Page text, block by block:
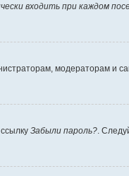
входить при каждом
модераторам и
Забыли пароль? .